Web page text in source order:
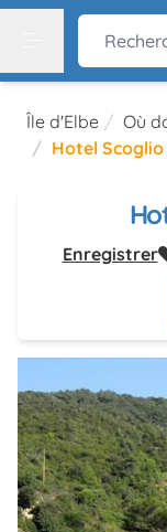
Île d'Elbe Où
Hotel
Enregistrer